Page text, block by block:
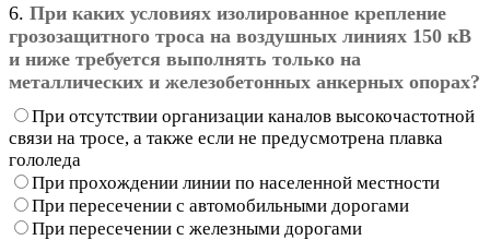
6. При каких условиях изолированное крепление
грозозащитного троса на воздушных линиях 150 кВ
и ниже требуется выполнять только на
металлических и железобетонных анкерных опорах?
При отсутствии организации каналов высокочастотной
связи на тросе, а также если не предусмотрена плавка
гололеда
При прохождении линии по населенной местности
При пересечении с автомобильными дорогами
При пересечении с железными дорогами